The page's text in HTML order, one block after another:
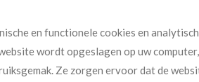
en functionele cookies en
wordt opgeslagen op uw
Ze zorgen ervoor dat de